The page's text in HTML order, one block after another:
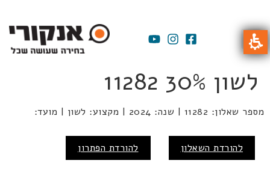
לשון 30% 11282
מספר שאלון: 11282 | שנה: 2024 | מקצוע: לשון | מועד:
להורדת השאלון להורדת הפתרון